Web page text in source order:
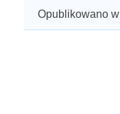
Opublikowano w